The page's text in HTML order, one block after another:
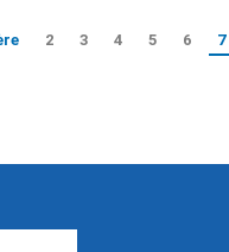
2 3 4 5 6 7